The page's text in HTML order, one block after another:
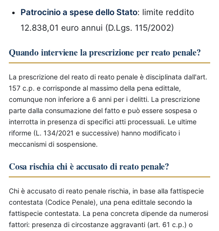
Patrocinio a spese dello Stato: limite reddito
12.838,01 euro annui (D.Lgs. 115/2002)
Quando interviene la prescrizione per reato penale?
La prescrizione del reato di reato penale è disciplinata dall'art.
157 c.p. e corrisponde al massimo della pena edittale,
comunque non inferiore a 6 anni per i delitti. La prescrizione
parte dalla consumazione del fatto e può essere sospesa o
interrotta in presenza di specifici atti processuali. Le ultime
riforme (L. 134/2021 e successive) hanno modificato i
meccanismi di sospensione.
Cosa rischia chi è accusato di reato penale?
Chi è accusato di reato penale rischia, in base alla fattispecie
contestata (Codice Penale), una pena edittale secondo la
fattispecie contestata. La pena concreta dipende da numerosi
fattori: presenza di circostanze aggravanti (art. 61 c.p.) o